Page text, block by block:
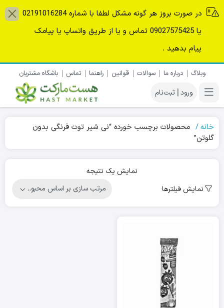
در صورت بروز هر گونه مشکل لطفا با شماره 02191016284
یا 09027575425 تماس و یا از طریق واتساپ یا پیامک
پیام بدهید .
وبلاگ درباره ما سوالات قوانین راهنما تماس باشگاه مشتریان
|
خانه
محصولات برچسب خورده “نی شیر توت فرنگی بدون
گلوتن”
نمایش یک نتیجه
نمایش فیلترها